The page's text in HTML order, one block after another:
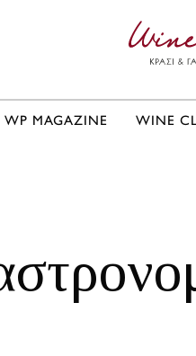
WP MAGAZINE WINE